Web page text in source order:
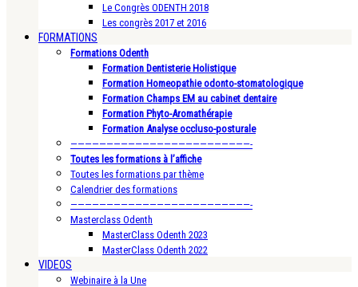
Le Congrès ODENTH 2018
Les congrès 2017 et 2016
FORMATIONS
Formations Odenth
Formation Dentisterie Holistique
Formation Homeopathie odonto-stomatologique
Formation Champs EM au cabinet dentaire
Formation Phyto-Aromathérapie
Formation Analyse occluso-posturale
—————————————————————————-
Toutes les formations à l’affiche
Toutes les formations par thème
Calendrier des formations
—————————————————————————-
Masterclass Odenth
MasterClass Odenth 2023
MasterClass Odenth 2022
VIDEOS
Webinaire à la Une